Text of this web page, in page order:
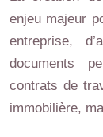
enjeu majeur
entreprise,
documents
contrats de
immobilière,